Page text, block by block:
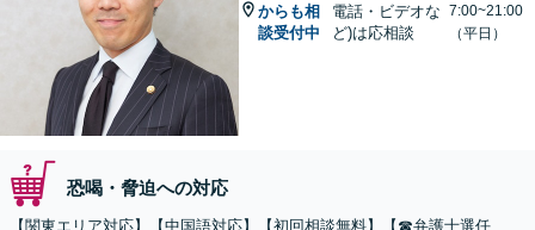
からも相
談受付中
電話・ビデオな
ど)は応相談
7:00~21:00
（平日）
恐喝・脅迫への対応
【関東エリア対応】【中国語対応】【初回相談無料】【☎︎弁護士選任